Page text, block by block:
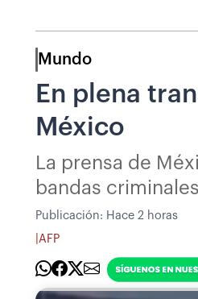
Mundo
En plena
México
La prensa de
bandas
Publicación: Hace 2 horas
AFP